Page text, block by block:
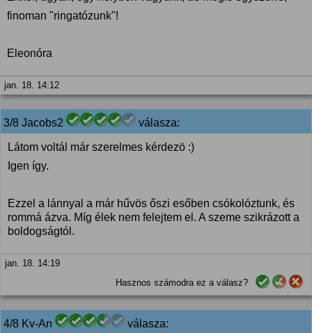
finoman "ringatózunk"!
Eleonóra
jan. 18. 14:12
3/8 Jacobs2 válasza:
Látom voltál már szerelmes kérdezö :)
Igen így.
Ezzel a lánnyal a már hűvös őszi esőben csókolóztunk, és
rommá ázva. Míg élek nem felejtem el. A szeme szikrázott a
boldogságtól.
jan. 18. 14:19
Hasznos számodra ez a válasz?
4/8 Kv-An válasza: